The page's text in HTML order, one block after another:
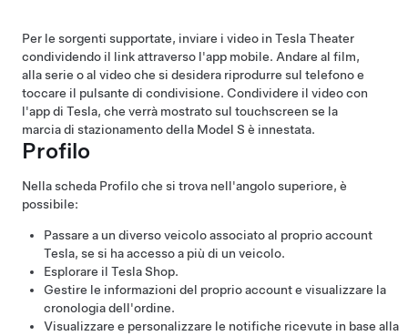
Per le sorgenti supportate, inviare i video in Tesla Theater
condividendo il link attraverso l'app mobile. Andare al film,
alla serie o al video che si desidera riprodurre sul telefono e
toccare il pulsante di condivisione. Condividere il video con
l'app di Tesla, che verrà mostrato sul touchscreen se la
marcia di stazionamento della Model S è innestata.
Profilo
Nella scheda Profilo che si trova nell'angolo superiore, è
possibile:
Passare a un diverso veicolo associato al proprio account
Tesla, se si ha accesso a più di un veicolo.
Esplorare il Tesla Shop.
Gestire le informazioni del proprio account e visualizzare la
cronologia dell'ordine.
Visualizzare e personalizzare le notifiche ricevute in base alla